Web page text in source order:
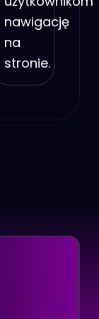
nawigację
na
stronie.